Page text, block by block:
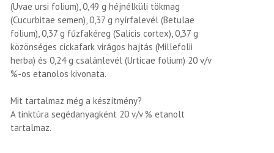
(Uvae ursi folium), 0,49 g héjnélküli tökmag
(Cucurbitae semen), 0,37 g nyírfalevél (Betulae
folium), 0,37 g fűzfakéreg (Salicis cortex), 0,37 g
közönséges cickafark virágos hajtás (Millefolii
herba) és 0,24 g csalánlevél (Urticae folium) 20 v/v
%-os etanolos kivonata.
Mit tartalmaz még a készítmény?
A tinktúra segédanyagként 20 v/v % etanolt
tartalmaz.